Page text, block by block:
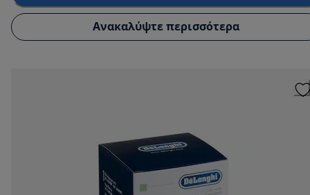
Ανακαλύψτε περισσότερα